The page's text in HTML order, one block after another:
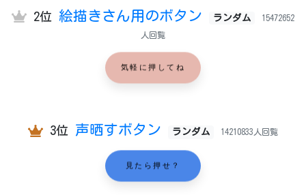
2位 絵描きさん用のボタン ランダム 15472652
人回覧
気軽に押してね
3位 声晒すボタン ランダム 14210833人回覧
見たら押せ？